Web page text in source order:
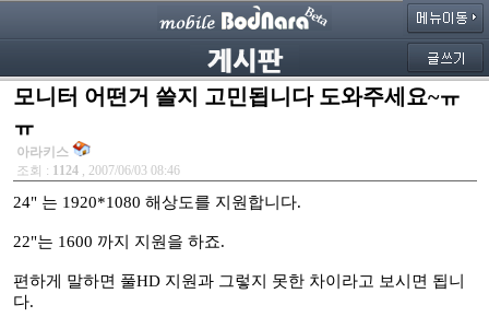
모니터 어떤거 쓸지 고민됩니다 도와주세요~ㅠ
ㅠ
아라키스
조회 : 1124 , 2007/06/03 08:46
24" 는 1920*1080 해상도를 지원합니다.
22"는 1600 까지 지원을 하죠.
편하게 말하면 풀HD 지원과 그렇지 못한 차이라고 보시면 됩니
다.